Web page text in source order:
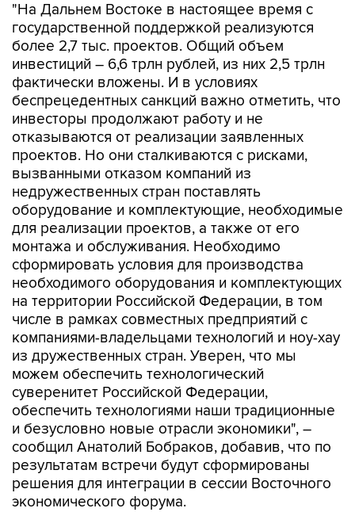
"На Дальнем Востоке в настоящее время с
государственной поддержкой реализуются
более 2,7 тыс. проектов. Общий объем
инвестиций – 6,6 трлн рублей, из них 2,5 трлн
фактически вложены. И в условиях
беспрецедентных санкций важно отметить, что
инвесторы продолжают работу и не
отказываются от реализации заявленных
проектов. Но они сталкиваются с рисками,
вызванными отказом компаний из
недружественных стран поставлять
оборудование и комплектующие, необходимые
для реализации проектов, а также от его
монтажа и обслуживания. Необходимо
сформировать условия для производства
необходимого оборудования и комплектующих
на территории Российской Федерации, в том
числе в рамках совместных предприятий с
компаниями-владельцами технологий и ноу-хау
из дружественных стран. Уверен, что мы
можем обеспечить технологический
суверенитет Российской Федерации,
обеспечить технологиями наши традиционные
и безусловно новые отрасли экономики", –
сообщил Анатолий Бобраков, добавив, что по
результатам встречи будут сформированы
решения для интеграции в сессии Восточного
экономического форума.